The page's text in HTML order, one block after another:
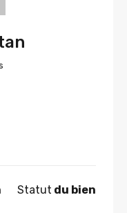
Statut du bien